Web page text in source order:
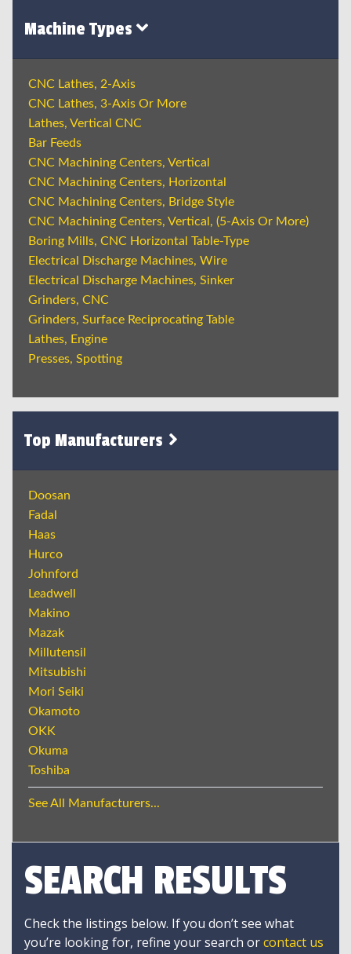
Machine Types
CNC Lathes, 2-Axis
CNC Lathes, 3-Axis Or More
Lathes, Vertical CNC
Bar Feeds
CNC Machining Centers, Vertical
CNC Machining Centers, Horizontal
CNC Machining Centers, Bridge Style
CNC Machining Centers, Vertical, (5-Axis Or More)
Boring Mills, CNC Horizontal Table-Type
Electrical Discharge Machines, Wire
Electrical Discharge Machines, Sinker
Grinders, CNC
Grinders, Surface Reciprocating Table
Lathes, Engine
Presses, Spotting
Top Manufacturers
Doosan
Fadal
Haas
Hurco
Johnford
Leadwell
Makino
Mazak
Millutensil
Mitsubishi
Mori Seiki
Okamoto
OKK
Okuma
Toshiba
See All Manufacturers...
SEARCH RESULTS
Check the listings below. If you don’t see what
you’re looking for, refine your search orcontact us